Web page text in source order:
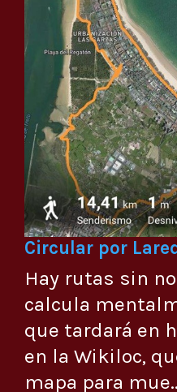
Circular por
Hay rutas sin
calcula
que tardará en
en la Wikiloc,
mapa para